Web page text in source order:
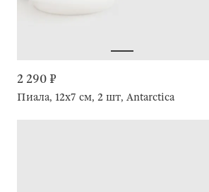
2 290 ₽
Пиала, 12х7 см, 2 шт, Antarctica